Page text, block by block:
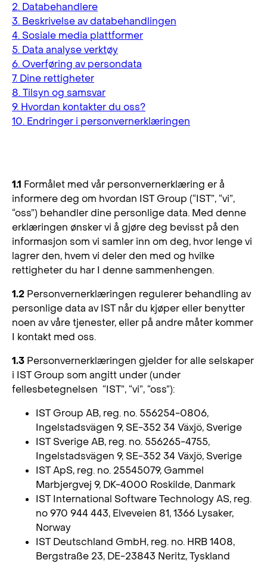
2. Databehandlere
3. Beskrivelse av databehandlingen
4. Sosiale media plattformer
5. Data analyse verktøy
6. Overføring av persondata
7. Dine rettigheter
8. Tilsyn og samsvar
9. Hvordan kontakter du oss?
10. Endringer i personvernerklæringen
1.1 Formålet med vår personvernerklæring er å
informere deg om hvordan IST Group (“IST”, “vi”,
“oss”) behandler dine personlige data. Med denne
erklæringen ønsker vi å gjøre deg bevisst på den
informasjon som vi samler inn om deg, hvor lenge vi
lagrer den, hvem vi deler den med og hvilke
rettigheter du har I denne sammenhengen.
1.2 Personvernerklæringen regulerer behandling av
personlige data av IST når du kjøper eller benytter
noen av våre tjenester, eller på andre måter kommer
I kontakt med oss.
1.3 Personvernerklæringen gjelder for alle selskaper
i IST Group som angitt under (under
fellesbetegnelsen “IST”, “vi”, “oss”):
IST Group AB, reg. no. 556254-0806,
Ingelstadsvägen 9, SE-352 34 Växjö, Sverige
IST Sverige AB, reg. no. 556265-4755,
Ingelstadsvägen 9, SE-352 34 Växjö, Sverige
IST ApS, reg. no. 25545079, Gammel
Marbjergvej 9, DK-4000 Roskilde, Danmark
IST International Software Technology AS, reg.
no 970 944 443, Elveveien 81, 1366 Lysaker,
Norway
IST Deutschland GmbH, reg. no. HRB 1408,
Bergstraße 23, DE-23843 Neritz, Tyskland